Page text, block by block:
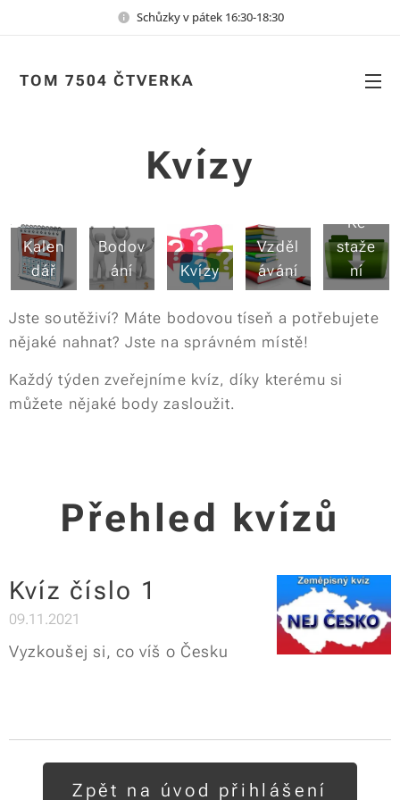
Schůzky v pátek 16:30-18:30
TOM 7504 ČTVERKA
Kvízy
Kalen
dář
Bodov
ání
Kvízy
Vzděl
ávání
Ke
staže
ní
Jste soutěživí? Máte bodovou tíseň a potřebujete
nějaké nahnat? Jste na správném místě!
Každý týden zveřejníme kvíz, díky kterému si
můžete nějaké body zasloužit.
Přehled kvízů
Kvíz číslo 1
09.11.2021
Vyzkoušej si, co víš o Česku
Zpět na úvod přihlášení